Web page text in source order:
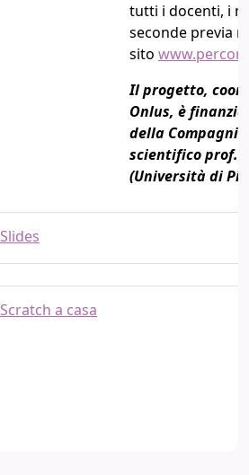
tutti i docenti, i
seconde previa
sito
Il progetto,
Onlus, è
della
scientifico
(Università di
Slides
Scratch a casa